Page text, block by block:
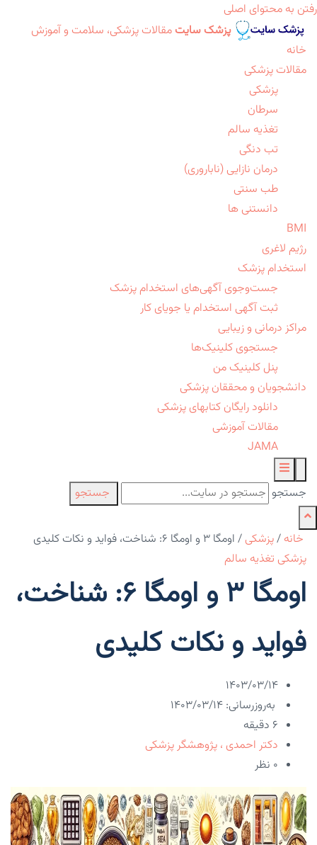
رفتن به محتوای اصلی
پزشک سایت مقالات پزشکی، سلامت و آموزش
خانه
مقالات پزشکی
پزشکی
سرطان
تغذیه سالم
تب دنگی
درمان نازایی (ناباروری)
طب سنتی
دانستنی ها
BMI
رژیم لاغری
استخدام پزشک
جست‌وجوی آگهی‌های استخدام پزشک
ثبت آگهی استخدام یا جویای کار
مراکز درمانی و زیبایی
جستجوی کلینیک‌ها
پنل کلینیک من
دانشجویان و محققان پزشکی
دانلود رایگان کتابهای پزشکی
مقالات آموزشی
JAMA
جستجو جستجو
خانه /پزشکی / اومگا ۳ و اومگا ۶: شناخت، فواید و نکات کلیدی
پزشکی تغذیه سالم
اومگا ۳ و اومگا ۶: شناخت،
فواید و نکات کلیدی
۱۴۰۳/۰۳/۱۴
به‌روزرسانی: ۱۴۰۳/۰۳/۱۴
6 دقیقه
دکتر احمدی ، پژوهشگر پزشکی
۰ نظر